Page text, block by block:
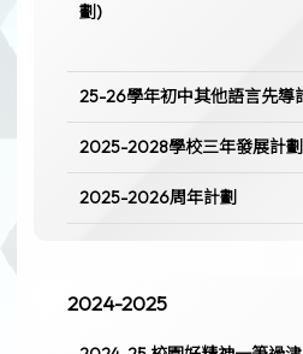
劃)
25-26學年初中其他語言先導
2025-2028學校三年發展計劃
2025-2026周年計劃
2024-2025